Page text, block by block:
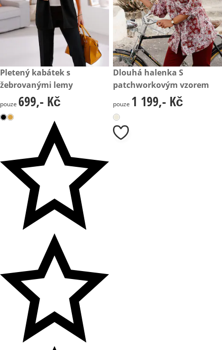
699,- Kč
Pletený kabátek s
žebrovanými lemy
699,- Kč
pouze 699,- Kč
Nový
1 199,- Kč
Dlouhá halenka S
patchworkovým vzorem
1 199,- Kč
pouze 1 199,- Kč